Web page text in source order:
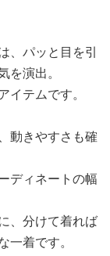
、パッと目を引
演出。
テムです。
動きやすさも確
ディネートの幅
、分けて着れば
着です。